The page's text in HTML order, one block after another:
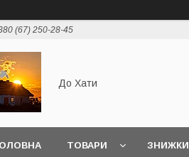
(67) 250-28-45
До Хати
ТОВАРИ ЗНИЖКИ